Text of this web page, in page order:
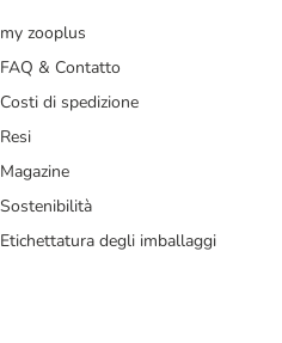
my zooplus
FAQ & Contatto
Costi di spedizione
Resi
Magazine
Sostenibilità
Etichettatura degli imballaggi